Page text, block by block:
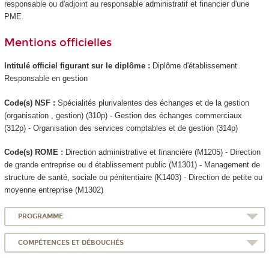
responsable ou d'adjoint au responsable administratif et financier d'une
PME.
Mentions officielles
Intitulé officiel figurant sur le diplôme : Diplôme d'établissement
Responsable en gestion
Code(s) NSF : Spécialités plurivalentes des échanges et de la gestion
(organisation , gestion) (310p) - Gestion des échanges commerciaux
(312p) - Organisation des services comptables et de gestion (314p)
Code(s) ROME : Direction administrative et financière (M1205) - Direction
de grande entreprise ou d établissement public (M1301) - Management de
structure de santé, sociale ou pénitentiaire (K1403) - Direction de petite ou
moyenne entreprise (M1302)
PROGRAMME
COMPÉTENCES ET DÉBOUCHÉS